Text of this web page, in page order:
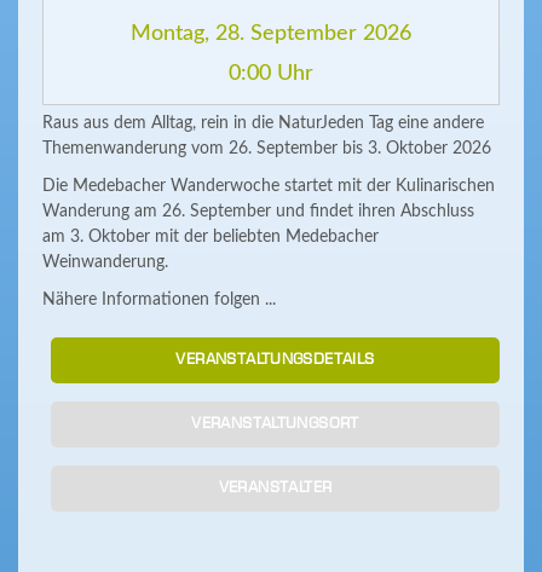
Montag, 28. September 2026
0:00 Uhr
Raus aus dem Alltag, rein in die NaturJeden Tag eine andere
Themenwanderung vom 26. September bis 3. Oktober 2026
Die Medebacher Wanderwoche startet mit der Kulinarischen
Wanderung am 26. September und findet ihren Abschluss
am 3. Oktober mit der beliebten Medebacher
Weinwanderung.
Nähere Informationen folgen ...
VERANSTALTUNGSDETAILS
VERANSTALTUNGSORT
VERANSTALTER